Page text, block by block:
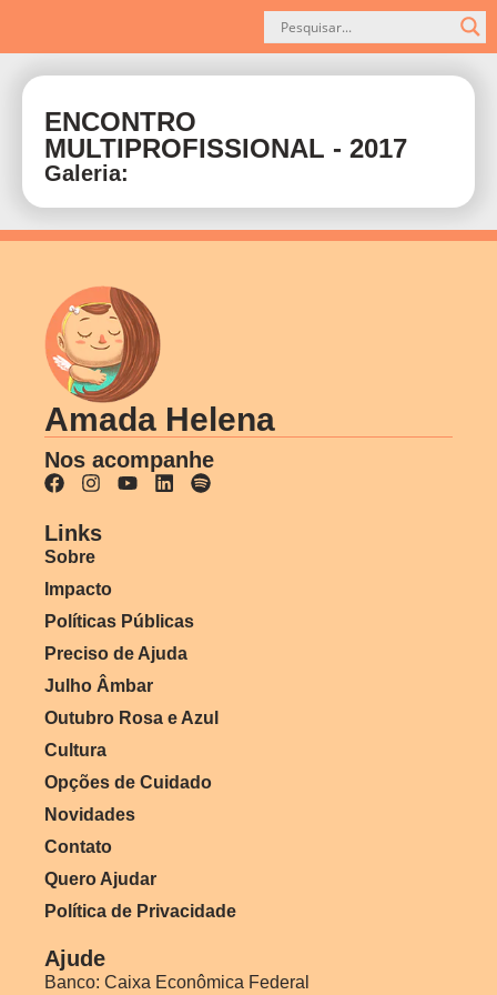
ENCONTRO
MULTIPROFISSIONAL - 2017
Galeria:
Amada Helena
Nos acompanhe
Links
Sobre
Impacto
Políticas Públicas
Preciso de Ajuda
Julho Âmbar
Outubro Rosa e Azul
Cultura
Opções de Cuidado
Novidades
Contato
Quero Ajudar
Política de Privacidade
Ajude
Banco: Caixa Econômica Federal